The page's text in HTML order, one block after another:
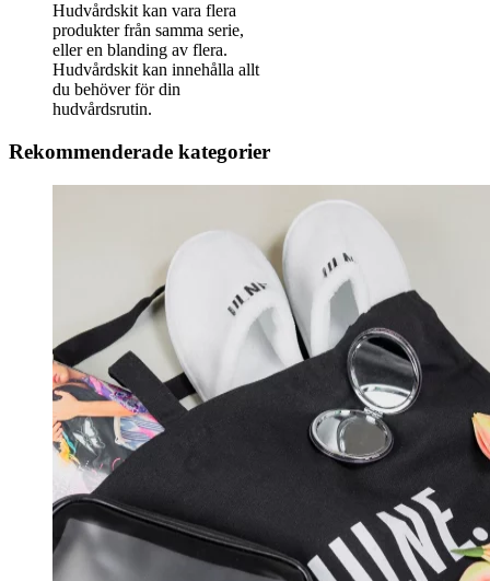
Hudvårdskit kan vara flera
produkter från samma serie,
eller en blanding av flera.
Hudvårdskit kan innehålla allt
du behöver för din
hudvårdsrutin.
Rekommenderade kategorier